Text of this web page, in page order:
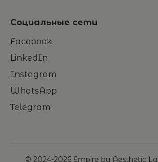
Социальные сети
Facebook
LinkedIn
Instagram
WhatsApp
Telegram
© 2024-2026 Empire by Aesthetic